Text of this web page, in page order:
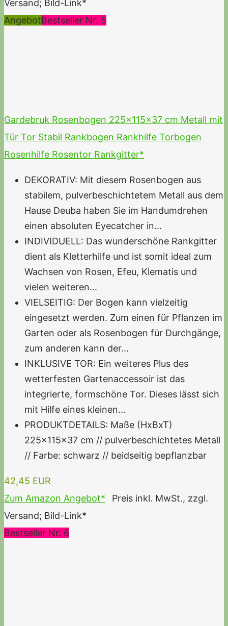
Versand; Bild-Link*
AngebotBestseller Nr. 5
Gardebruk Rosenbogen 225x115x37 cm Metall mit
Tür Tor Stabil Rankbogen Rankhilfe Torbogen
Rosenhilfe Rosentor Rankgitter*
DEKORATIV: Mit diesem Rosenbogen aus
stabilem, pulverbeschichtetem Metall aus dem
Hause Deuba haben Sie im Handumdrehen
einen absoluten Eyecatcher in...
INDIVIDUELL: Das wunderschöne Rankgitter
dient als Kletterhilfe und ist somit ideal zum
Wachsen von Rosen, Efeu, Klematis und
vielen weiteren...
VIELSEITIG: Der Bogen kann vielzeitig
eingesetzt werden. Zum einen für Pflanzen im
Garten oder als Rosenbogen für Durchgänge,
zum anderen kann der...
INKLUSIVE TOR: Ein weiteres Plus des
wetterfesten Gartenaccessoir ist das
integrierte, formschöne Tor. Dieses lässt sich
mit Hilfe eines kleinen...
PRODUKTDETAILS: Maße (HxBxT)
225x115x37 cm // pulverbeschichtetes Metall
// Farbe: schwarz // beidseitig bepflanzbar
42,45 EUR
Zum Amazon Angebot*
Preis inkl. MwSt., zzgl.
Versand; Bild-Link*
Bestseller Nr. 6